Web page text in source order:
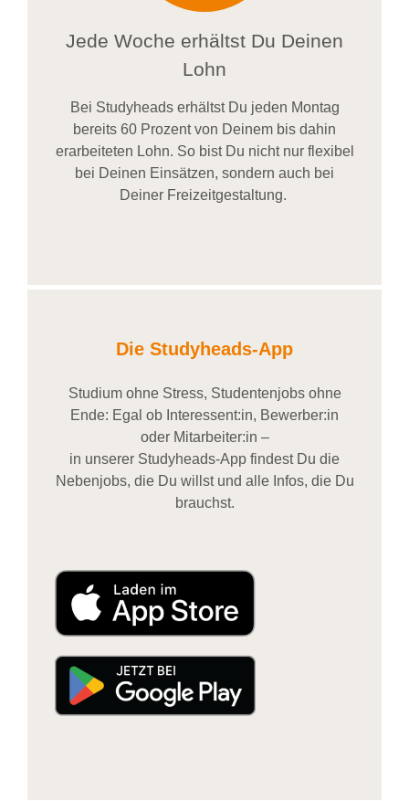
Jede Woche erhältst Du Deinen
Lohn
Bei Studyheadserhältst Du jeden Montag
bereits 60 Prozent von Deinem bis dahin
erarbeiteten Lohn. So bist Du nicht nur flexibel
bei Deinen Einsätzen, sondern auch bei
DeinerFreizeitgestaltung.
Die Studyheads-App
Studium ohne Stress, Studentenjobs ohne
Ende: Egal ob Interessent:in, Bewerber:in
oder Mitarbeiter:in –
in unserer Studyheads-App findest Du die
Nebenjobs, die Du willst und alle Infos, die Du
brauchst.